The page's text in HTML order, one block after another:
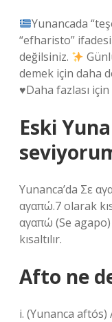
Yunancada
“efharisto”
değilsiniz.
demek için daha
♥️Daha fazlası
Eski
Yunanca’da Σε
αγαπώ.7 olarak
αγαπώ (Se
kısaltılır.
Afto ne
i. (Yunanca